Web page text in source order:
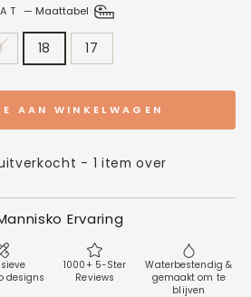
— Maattabel
18 17
AAN WINKELWAGEN
- 1 item over
Ervaring
designs
1000+ 5-Ster
Reviews
Waterbestendig &
gemaakt om te
blijven